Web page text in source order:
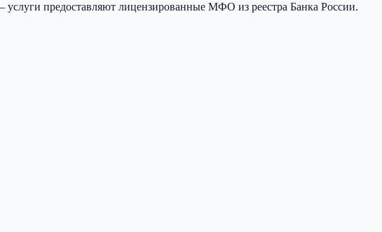
предоставляют лицензированные МФО из реестра Банка России.